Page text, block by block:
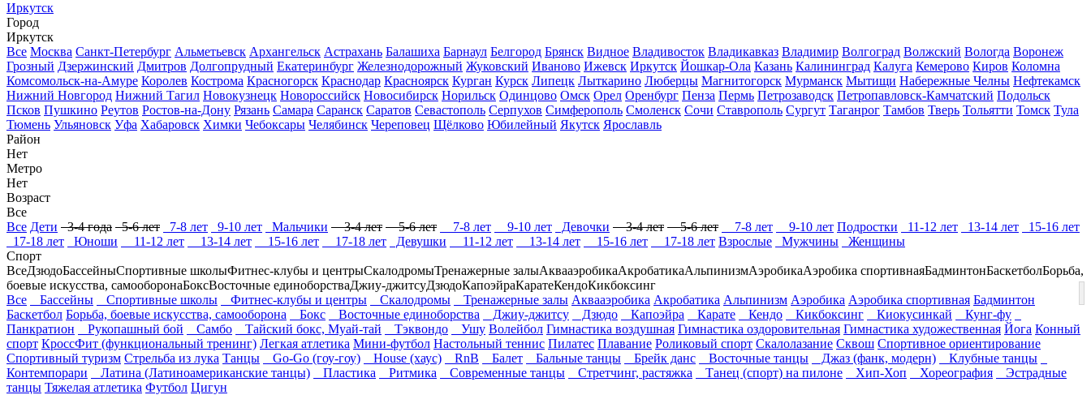
Иркутск
Город
Иркутск
Все Москва Санкт-Петербург Альметьевск Архангельск Астрахань Балашиха Барнаул Белгород Брянск Видное Владивосток Владикавказ Владимир Волгоград Волжский Вологда Воронеж
Грозный Дзержинский Дмитров Долгопрудный Екатеринбург Железнодорожный Жуковский Иваново Ижевск Иркутск Йошкар-Ола Казань Калининград Калуга Кемерово Киров Коломна
Комсомольск-на-Амуре Королев Кострома Красногорск Краснодар Красноярск Курган Курск Липецк Лыткарино Люберцы Магнитогорск Мурманск Мытищи Набережные Челны Нефтекамск
Нижний Новгород Нижний Тагил Новокузнецк Новороссийск Новосибирск Норильск Одинцово Омск Орел Оренбург Пенза Пермь Петрозаводск Петропавловск-Камчатский Подольск
Псков Пушкино Реутов Ростов-на-Дону Рязань Самара Саранск Саратов Севастополь Серпухов Симферополь Смоленск Сочи Ставрополь Сургут Таганрог Тамбов Тверь Тольятти Томск Тула
Тюмень Ульяновск Уфа Хабаровск Химки Чебоксары Челябинск Череповец Щёлково Юбилейный Якутск Ярославль
Район
Нет
Метро
Нет
Возраст
Все
Все Дети 3-4 года 5-6 лет 7-8 лет 9-10 лет Мальчики 3-4 лет 5-6 лет 7-8 лет 9-10 лет Девочки 3-4 лет 5-6 лет 7-8 лет 9-10 лет Подростки 11-12 лет 13-14 лет
15-16 лет
17-18 лет
Юноши 11-12 лет 13-14 лет 15-16 лет 17-18 лет Девушки 11-12 лет 13-14 лет 15-16 лет 17-18 лет Взрослые Мужчины
Женщины
Спорт
ВсеДзюдоБассейныСпортивные школыФитнес-клубы и центрыСкалодромыТренажерные залыАквааэробикаАкробатикаАльпинизмАэробикаАэробика спортивнаяБадминтонБаскетболБорьба,
боевые искусства, самооборонаБоксВосточные единоборстваДжиу-джитсуДзюдоКапоэйраКаратеКендоКикбоксинг
Все
Бассейны Спортивные школы Фитнес-клубы и центры Скалодромы Тренажерные залы Аквааэробика Акробатика Альпинизм Аэробика Аэробика спортивная Бадминтон
Баскетбол Борьба, боевые искусства, самооборона Бокс Восточные единоборства Джиу-джитсу Дзюдо Капоэйра Карате Кендо Кикбоксинг Киокусинкай
Кунг-фу
Панкратион
Рукопашный бой Самбо Тайский бокс, Муай-тай Тэквондо Ушу Волейбол Гимнастика воздушная Гимнастика оздоровительная Гимнастика художественная Йога Конный
спорт КроссФит (функциональный тренинг) Легкая атлетика Мини-футбол Настольный теннис Пилатес Плавание Роликовый спорт Скалолазание Сквош Спортивное ориентирование
Спортивный туризм Стрельба из лука Танцы Go-Go (гоу-гоу) House (хаус) RnB Балет Бальные танцы Брейк данс Восточные танцы Джаз (фанк, модерн)
Клубные танцы
Контемпорари
Латина (Латиноамериканские танцы) Пластика Ритмика Современные танцы Стретчинг, растяжка Танец (спорт) на пилоне Хип-Хоп Хореография
Эстрадные
танцы Тяжелая атлетика Футбол Цигун